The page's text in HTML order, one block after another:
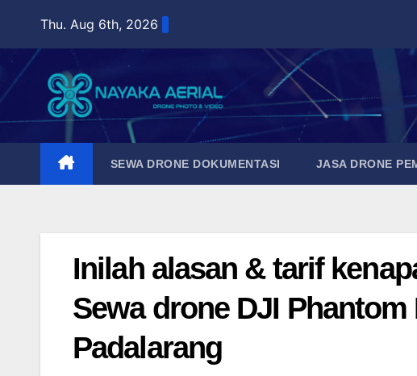
content
Thu. Aug 6th, 2026
SEWA DRONE DOKUMENTASI JASA DRONE
Inilah alasan & tarif
Sewa drone DJI Phantom
Padalarang